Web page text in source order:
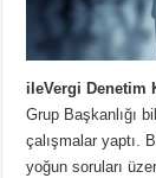
ileVergi Denetim
Grup Başkanlığı
çalışmalar yaptı.
yoğun soruları